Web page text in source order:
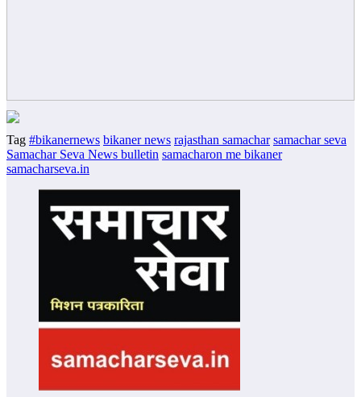
Tag #bikanernews bikaner news rajasthan samachar samachar seva
Samachar Seva News bulletin samacharon me bikaner
samacharseva.in